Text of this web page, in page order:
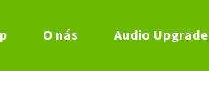
O nás Audio Upgrade